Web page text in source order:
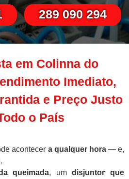
289 090 294
em Colinna do
Imediato,
e Preço Justo
o País
acontecer a qualquer hora— e,
queimada, umdisjuntor que